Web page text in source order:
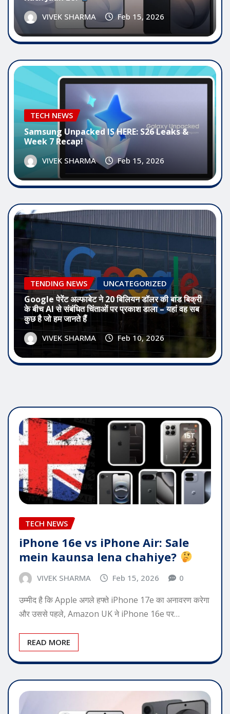
VIVEK SHARMA Feb 15, 2026
TECH NEWS
Samsung Unpacked IS HERE: S26 Leaks &
Week 7 Recap!
VIVEK SHARMA Feb 15, 2026
TENDING NEWS UNCATEGORIZED
Google पेरेंट अल्फाबेट ने 20 बिलियन डॉलर की बांड बिक्री
के बीच AI से संबंधित चिंताओं पर प्रकाश डाला – यहां वह सब
कुछ है जो हम जानते हैं
VIVEK SHARMA Feb 10, 2026
TECH NEWS
iPhone 16e vs iPhone Air: Sale
mein kaunsa lena chahiye?
VIVEK SHARMA Feb 15, 2026 0
उम्मीद है कि Apple अगले हफ्ते iPhone 17e का अनावरण करेगा
और उससे पहले, Amazon UK ने iPhone 16e पर…
READ MORE